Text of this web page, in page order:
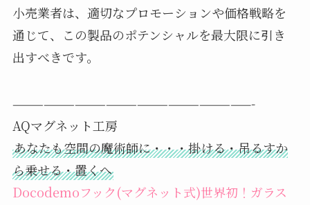
小売業者は、適切なプロモーションや価格戦略を
通じて、この製品のポテンシャルを最大限に引き
出すべきです。
———————————————————————-
AQマグネット工房
あなたも空間の魔術師に・・・掛ける・吊るすか
ら乗せる・置くへ
Docodemoフック(マグネット式)世界初！ガラス